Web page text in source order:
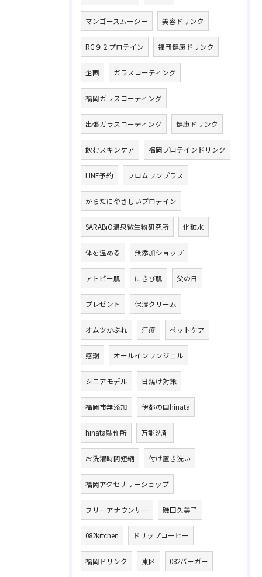
マンゴースムージー 美容ドリンク
RG９２プロテイン 福岡健康ドリンク
企画 ガラスコーティング
福岡ガラスコーティング
出張ガラスコーティング 健康ドリンク
飲むスキンケア 福岡プロテインドリンク
LINE予約 フロムワンプラス
からだにやさしいプロテイン
SARABiO温泉微生物研究所 化粧水
体を温める 無添加ショップ
アトピー肌 にきび肌 父の日
プレゼント 保湿クリーム
オムツかぶれ 汗疹 ペットケア
感謝 オールインワンジェル
シニアモデル 日焼け対策
福岡市無添加 伊都の国hinata
hinata製作所 万能洗剤
お洗濯時間短縮 付け置き洗い
福岡アクセサリーショップ
フリーアナウンサー 磯田久美子
082kitchen ドリップコーヒー
福岡ドリンク 東区 082バーガー